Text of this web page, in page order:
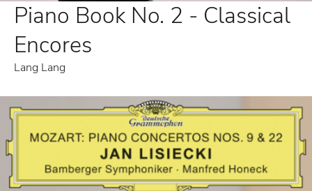
Piano Book No. 2 - Classical
Encores
Lang Lang